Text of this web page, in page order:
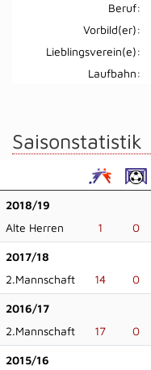
Beruf:
Vorbild(er):
Lieblingsverein(e):
Laufbahn:
Saisonstatistik
2018/19
Alte Herren
1 0
2017/18
2.Mannschaft
14 0
2016/17
2.Mannschaft
17 0
2015/16